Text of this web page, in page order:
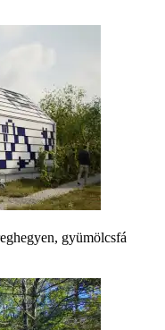
gyümölcsfá